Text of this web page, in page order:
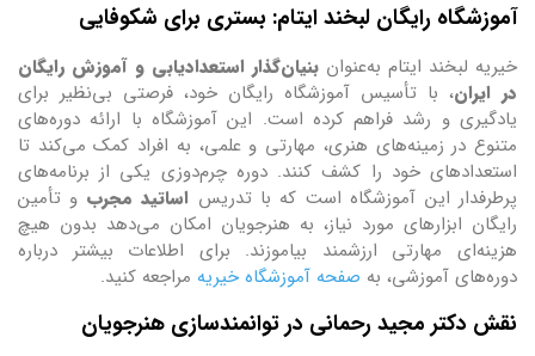
آموزشگاه رایگان لبخند ایتام: بستری برای شکوفایی
خیریه لبخند ایتام به‌عنوان بنیان‌گذار استعدادیابی و آموزش رایگان
در ایران، با تأسیس آموزشگاه رایگان خود، فرصتی بی‌نظیر برای
یادگیری و رشد فراهم کرده است. این آموزشگاه با ارائه دوره‌های
متنوع در زمینه‌های هنری، مهارتی و علمی، به افراد کمک می‌کند تا
استعدادهای خود را کشف کنند. دوره چرم‌دوزی یکی از برنامه‌های
پرطرفدار این آموزشگاه است که با تدریس اساتید مجرب و تأمین
رایگان ابزارهای مورد نیاز، به هنرجویان امکان می‌دهد بدون هیچ
هزینه‌ای مهارتی ارزشمند بیاموزند. برای اطلاعات بیشتر درباره
دوره‌های آموزشی، به صفحه آموزشگاه خیریه مراجعه کنید.
نقش دکتر مجید رحمانی در توانمندسازی هنرجویان